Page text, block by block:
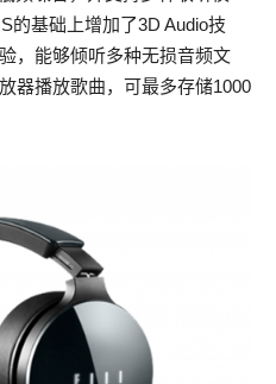
的基础上增加了3D Audio技
，能够倾听多种无损音频文
器播放歌曲，可最多存储1000